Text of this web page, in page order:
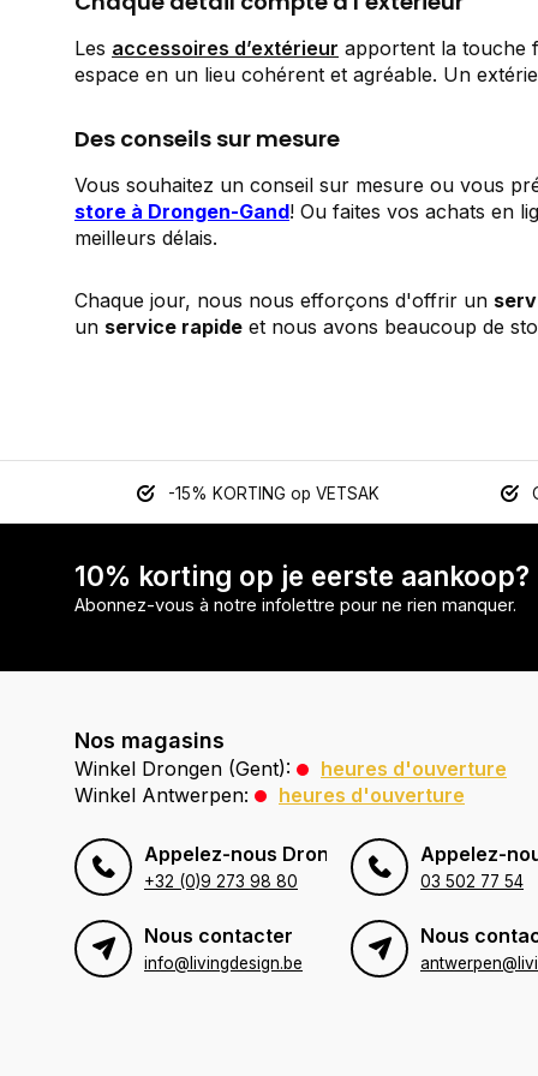
Les accessoires d’extérieur apportent la touche
espace en un lieu cohérent et agréable. Un
Des conseils sur mesure
Vous souhaitez un conseil sur mesure ou vous
store à Drongen-Gand! Ou faites vos achats en
meilleurs délais.
Chaque jour, nous nous efforçons d'offrir un
un service rapide et nous avons beaucoup de
-15% KORTING op VETSAK
10% korting op je eerste aankoop?
Abonnez-vous à notre infolettre pour ne rien manquer.
Nos magasins
Winkel Drongen (Gent):
heures d'ouverture
Winkel Antwerpen:
heures d'ouverture
Appelez-nous Drongen (Gent)
+32 (0)9 273 98 80
Appelez-
03 502 77 54
Nous contacter
info@livingdesign.be
Nous